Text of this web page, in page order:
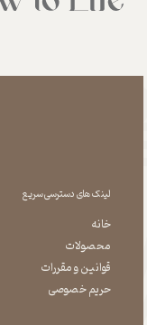
لینک های دسترسی سریع
خانه
محصولات
قوانین و مقررات
حریم خصوصی